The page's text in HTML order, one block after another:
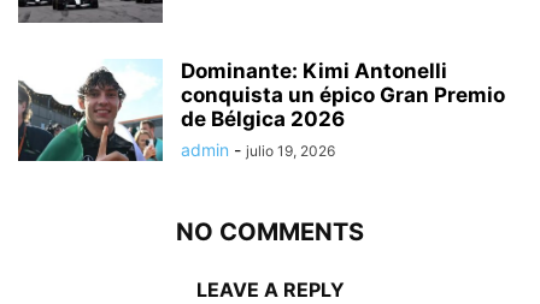
Dominante: Kimi Antonelli
conquista un épico Gran Premio
de Bélgica 2026
admin - julio 19, 2026
NO COMMENTS
LEAVE A REPLY